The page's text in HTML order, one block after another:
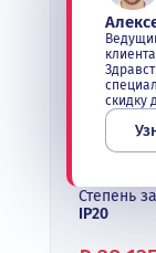
Выходная
до 4 кВт
Выходной
до 20 А
Входное
1 фаза 220
Степень
IP20
скидку